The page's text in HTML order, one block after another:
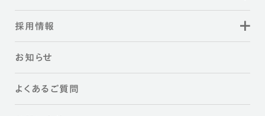
採用情報
お知らせ
よくあるご質問